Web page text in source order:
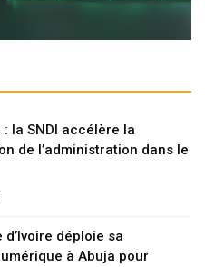
: la SNDI accélère la
de l’administration dans le
d’Ivoire déploie sa
à Abuja pour